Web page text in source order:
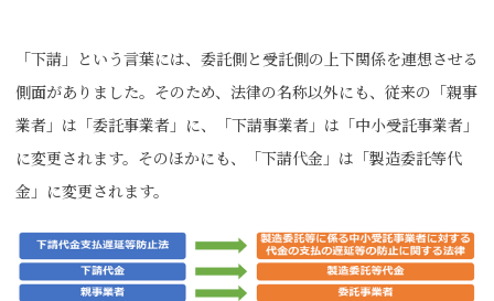
「下請」という言葉には、委託側と受託側の上下関係を連想させる
側面がありました。そのため、法律の名称以外にも、従来の「親事
業者」は「委託事業者」に、「下請事業者」は「中小受託事業者」
に変更されます。そのほかにも、「下請代金」は「製造委託等代
金」に変更されます。